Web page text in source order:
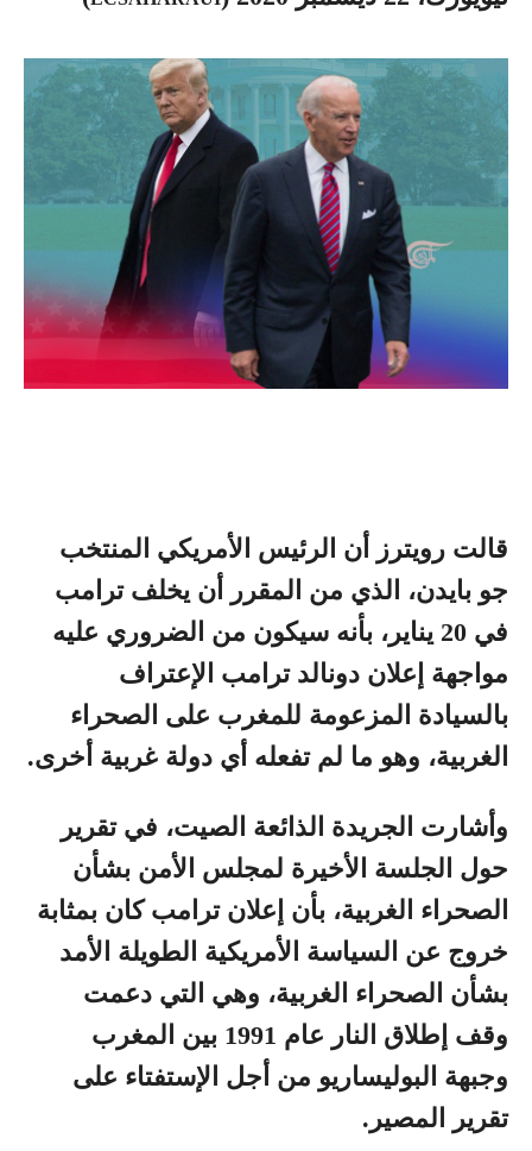
قالت رويترز أن الرئيس الأمريكي المنتخب
جو بايدن، الذي من المقرر أن يخلف ترامب
في 20 يناير، بأنه سيكون من الضروري عليه
مواجهة إعلان دونالد ترامب الإعتراف
بالسيادة المزعومة للمغرب على الصحراء
الغربية، وهو ما لم تفعله أي دولة غربية أخرى.
وأشارت الجريدة الذائعة الصيت، في تقرير
حول الجلسة الأخيرة لمجلس الأمن بشأن
الصحراء الغربية، بأن إعلان ترامب كان بمثابة
خروج عن السياسة الأمريكية الطويلة الأمد
بشأن الصحراء الغربية، وهي التي دعمت
وقف إطلاق النار عام 1991 بين المغرب
وجبهة البوليساريو من أجل الإستفتاء على
تقرير المصير.